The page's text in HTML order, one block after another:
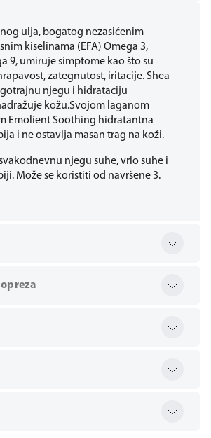
ulja, bogatog nezasićenim
kiselinama (EFA) Omega 3,
9, umiruje simptome kao što su
zategnutost, iritacije. Shea
njegu i hidrataciju
kožu.Svojom laganom
Emolient Soothing hidratantna
i ne ostavlja masan trag na koži.
njegu suhe, vrlo suhe i
Može se koristiti od navršene 3.
opreza